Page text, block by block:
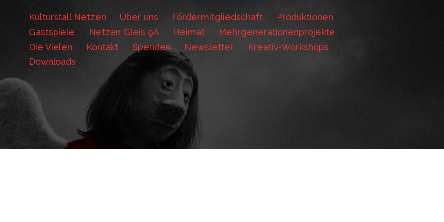
Kulturstall Netzen Über uns Fördermitgliedschaft
Produktionen
Gastspiele
Netzen Gleis 9A Heimat
Mehrgenerationenprojekte
Die Vielen
Kontakt Spenden Newsletter
Kreativ-Workshops
Downloads